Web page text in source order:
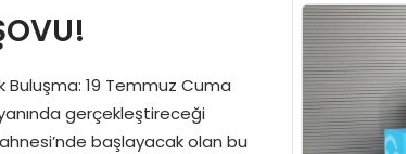
Buluşma: 19 Temmuz Cuma
yanında gerçekleştireceği
başlayacak olan bu